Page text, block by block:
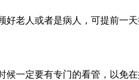
老人或者是病人，可提前一
一定要有专门的看管，以免